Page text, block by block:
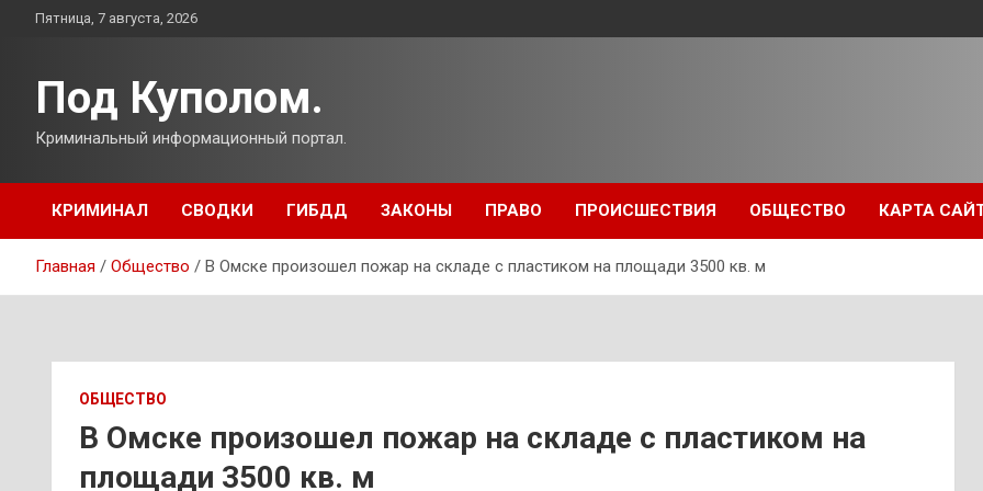
ПерейтиПятница, 7 августа, 2026
Под Куполом.
Криминальный информационный портал.
КРИМИНАЛ СВОДКИ ГИБДД ЗАКОНЫ ПРАВО ПРОИСШЕСТВИЯ ОБЩЕСТВО КАРТА
Главная Общество В Омске произошел пожар на складе с пластиком на площади 3500 кв. м
ОБЩЕСТВО
В Омске произошел пожар на складе с пластиком на
площади 3500 кв. м